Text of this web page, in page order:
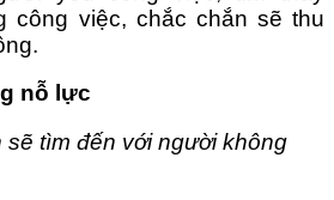
công việc, chắc chắn sẽ thu
nỗ lực
sẽ tìm đến với người không